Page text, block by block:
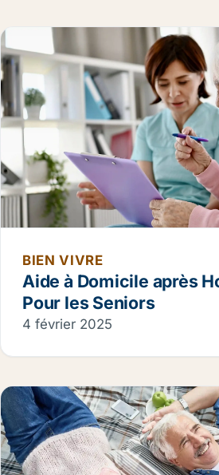
BIEN VIVRE
Aide à Domicile après
Pour les Seniors
4 février 2025